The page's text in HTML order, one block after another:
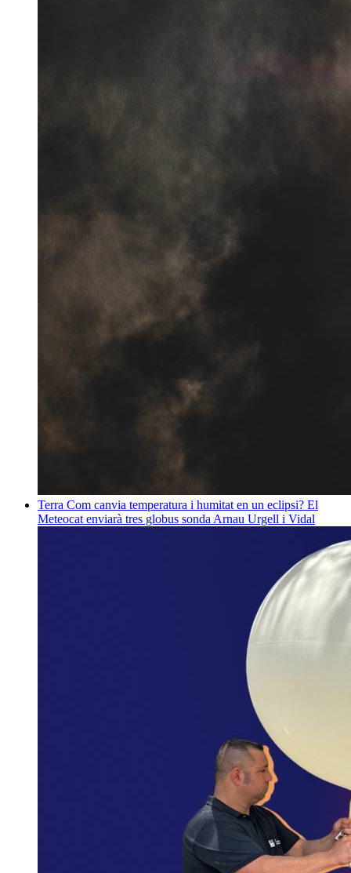
Terra Com canvia temperatura i humitat en un eclipsi? El
Meteocat enviarà tres globus sonda Arnau Urgell i Vidal